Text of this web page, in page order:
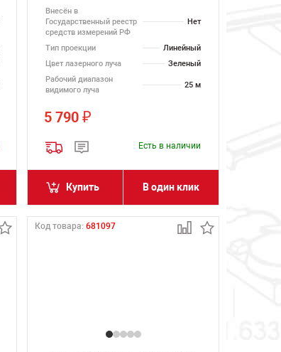
Внесён в
Государственный реестр
средств измерений РФ
Нет
Тип проекции
Линейный
Цвет лазерного луча
Зеленый
Рабочий диапазон
видимого луча
25 м
5 790₽
Есть в наличии
Купить В один клик
Код товара:681097